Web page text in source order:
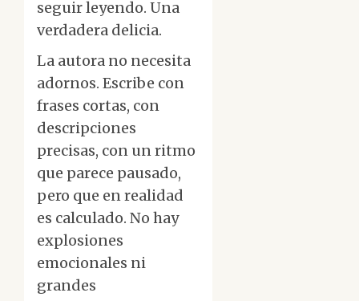
seguir leyendo. Una
verdadera delicia.
La autora no necesita
adornos. Escribe con
frases cortas, con
descripciones
precisas, con un ritmo
que parece pausado,
pero que en realidad
es calculado. No hay
explosiones
emocionales ni
grandes